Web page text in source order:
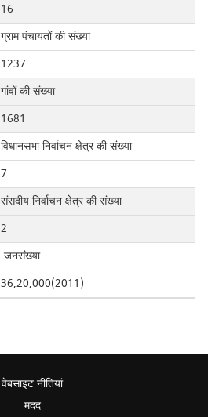
16
ग्राम पंचायतों की संख्या
1237
गांवों की संख्या
1681
विधानसभा निर्वाचन क्षेत्र की संख्या
7
संसदीय निर्वाचन क्षेत्र की संख्या
2
जनसंख्या
36,20,000(2011)
वेबसाइट नीतियां
मदद